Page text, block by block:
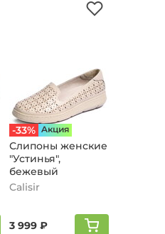
-33% Aкция
Слипоны женские
"Устинья",
бежевый
Calisir
3 999 ₽